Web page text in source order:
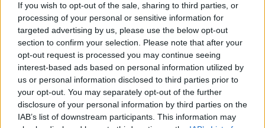
If you wish to opt-out of the sale, sharing to third parties, or
processing of your personal or sensitive information for
targeted advertising by us, please use the below opt-out
section to confirm your selection. Please note that after your
opt-out request is processed you may continue seeing
interest-based ads based on personal information utilized by
us or personal information disclosed to third parties prior to
your opt-out. You may separately opt-out of the further
disclosure of your personal information by third parties on the
IAB’s list of downstream participants. This information may